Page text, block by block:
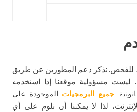
تذكر دعم المطورين عن طريق
ليست مسؤولية موقعنا إذا استخدمه
جميع البرمجيات الموجودة على
لذا لا يمكننا أن نلوم على أي